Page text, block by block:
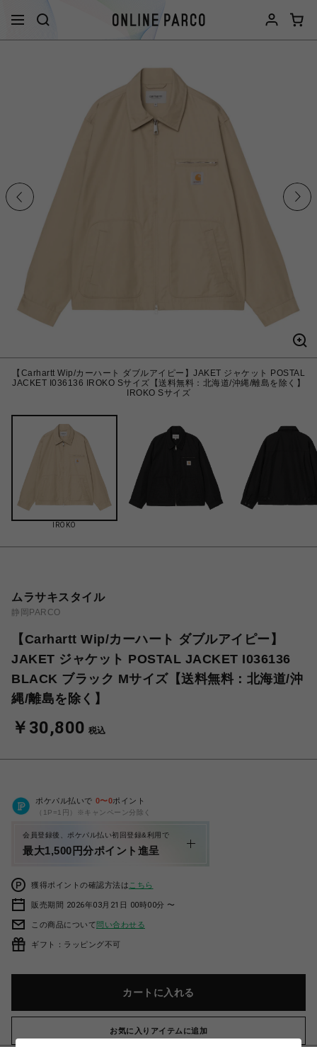
【Carhartt Wip/カーハート ダブルアイピー】JAKET ジャケット POSTAL
JACKET I036136 IROKO Sサイズ【送料無料：北海道/沖縄/離島を除く】
IROKO Sサイズ
IROKO
ムラサキスタイル
静岡PARCO
【Carhartt Wip/カーハート ダブルアイピー】
JAKET ジャケット POSTAL JACKET I036136
BLACK ブラック Mサイズ【送料無料：北海道/沖
縄/離島を除く】
￥30,800 税込
ポケパル払いで 0〜0ポイント
（1P=1円）※キャンペーン分除く
会員登録後、ポケパル払い初回登録&利用で
最大1,500円分ポイント進呈
獲得ポイントの確認方法は こちら
販売期間 2026年03月21日 00時00分 〜
この商品について問い合わせる
ギフト：ラッピング不可
カートに入れる
お気に入りアイテムに追加